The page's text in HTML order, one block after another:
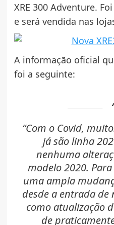
XRE 300 Adventure.
e será vendida nas
A informação oficial
foi a seguinte:
“Com o Covid,
já são linha
nenhuma
modelo 2020.
uma ampla
desde a entrada de
como atualização
de